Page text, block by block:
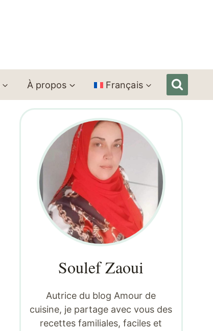
À propos Français
Soulef Zaoui
Autrice du blog Amour de
cuisine, je partage avec vous des
recettes familiales, faciles et